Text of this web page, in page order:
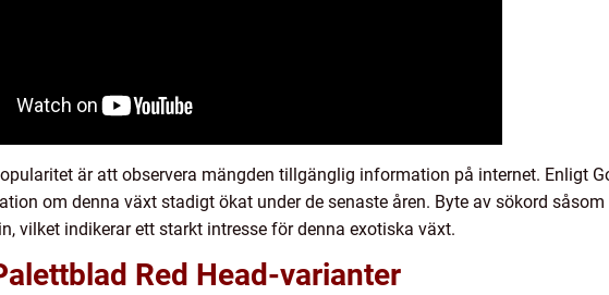
är att observera mängden tillgänglig information på internet. Enligt
om denna växt stadigt ökat under de senaste åren. Byte av sökord såsom
vilket indikerar ett starkt intresse för denna exotiska växt.
Red Head-varianter